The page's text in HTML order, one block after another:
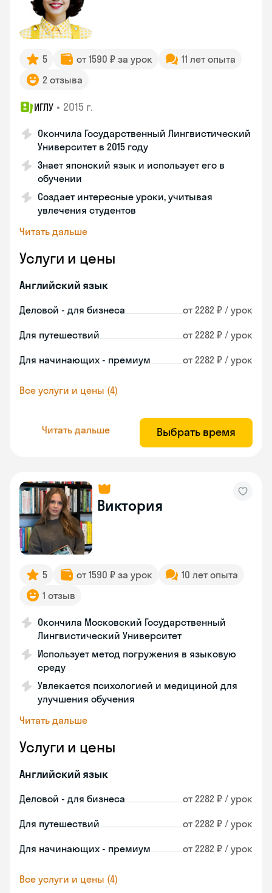
5 от 1590 ₽ за урок
11 лет опыта
2 отзыва
ИГЛУ • 2015 г.
Окончила Государственный Лингвистический
Университет в 2015 году
Знает японский язык и использует его в
обучении
Создает интересные уроки, учитывая
увлечения студентов
Читать дальше
Услуги и цены
Английский язык
Деловой - для бизнеса от 2282 ₽ / урок
Для путешествий от 2282 ₽ / урок
Для начинающих - премиум от 2282 ₽ / урок
Все услуги и цены (4)
Читать дальше Выбрать время
Виктория
5 от 1590 ₽ за урок
10 лет опыта
1 отзыв
Окончила Московский Государственный
Лингвистический Университет
Использует метод погружения в языковую
среду
Увлекается психологией и медициной для
улучшения обучения
Читать дальше
Услуги и цены
Английский язык
Деловой - для бизнеса от 2282 ₽ / урок
Для путешествий от 2282 ₽ / урок
Для начинающих - премиум от 2282 ₽ / урок
Все услуги и цены (4)